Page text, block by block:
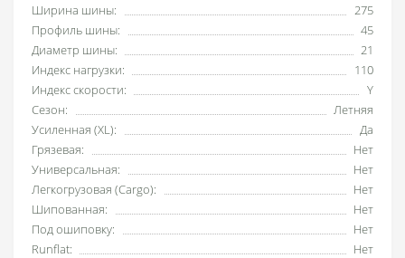
Ширина шины:
275
Профиль шины:
45
Диаметр шины:
21
Индекс нагрузки:
110
Индекс скорости:
Y
Сезон:
Летняя
Усиленная (XL):
Да
Грязевая:
Нет
Универсальная:
Нет
Легкогрузовая (Cargo):
Нет
Шипованная:
Нет
Под ошиповку:
Нет
Runflat:
Нет